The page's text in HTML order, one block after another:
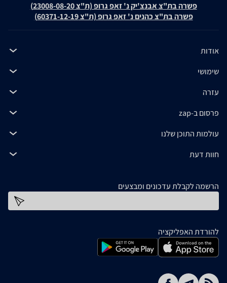
פשרה בת"צ אבנצ'יק נ' זאפ גרופ (ת"צ 23008-08-20)
פשרה בת"צ כהנים נ' זאפ גרופ (ת"צ 60371-12-19)
אודות
שימושי
עזרה
פרסום ב-zap
עולמות התוכן שלנו
חוות דעת
הרשמה לקבלת עדכונים ומבצעים
להורדת האפליקציה